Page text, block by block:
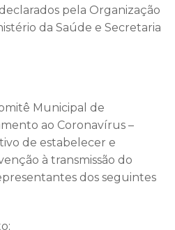
pela Organização
da Saúde e Secretaria
Municipal de
ao Coronavírus –
de estabelecer e
à transmissão do
dos seguintes